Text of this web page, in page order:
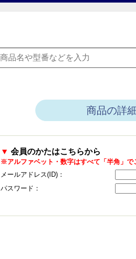
商品の詳
▼ 会員のかたはこちらから
※アルファベット・数字はすべて「半角」で
メールアドレス(ID)：
パスワード：